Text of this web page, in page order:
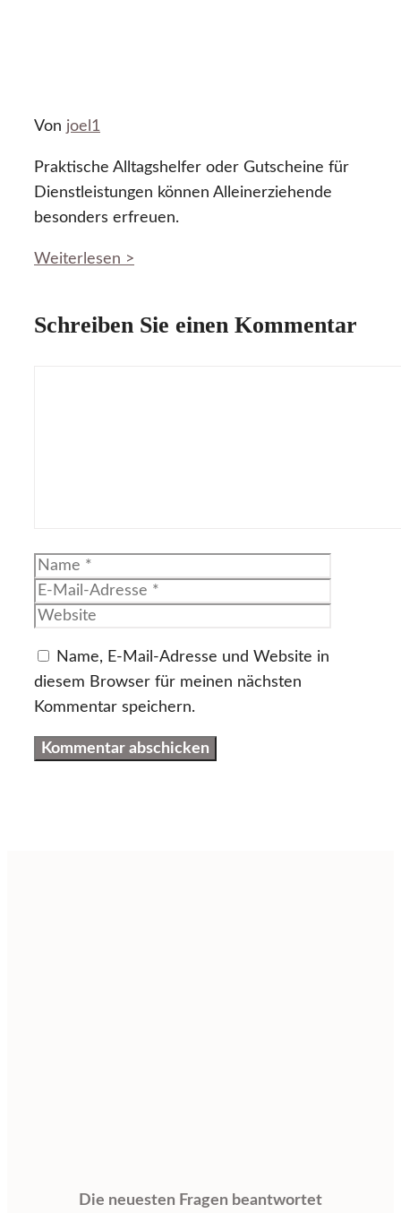
Von joel1
Praktische Alltagshelfer oder Gutscheine für
Dienstleistungen können Alleinerziehende
besonders erfreuen.
Weiterlesen >
Schreiben Sie einen Kommentar
Name
Name, E-Mail-Adresse und Website in
diesem Browser für meinen nächsten
Kommentar speichern.
Die neuesten Fragen beantwortet